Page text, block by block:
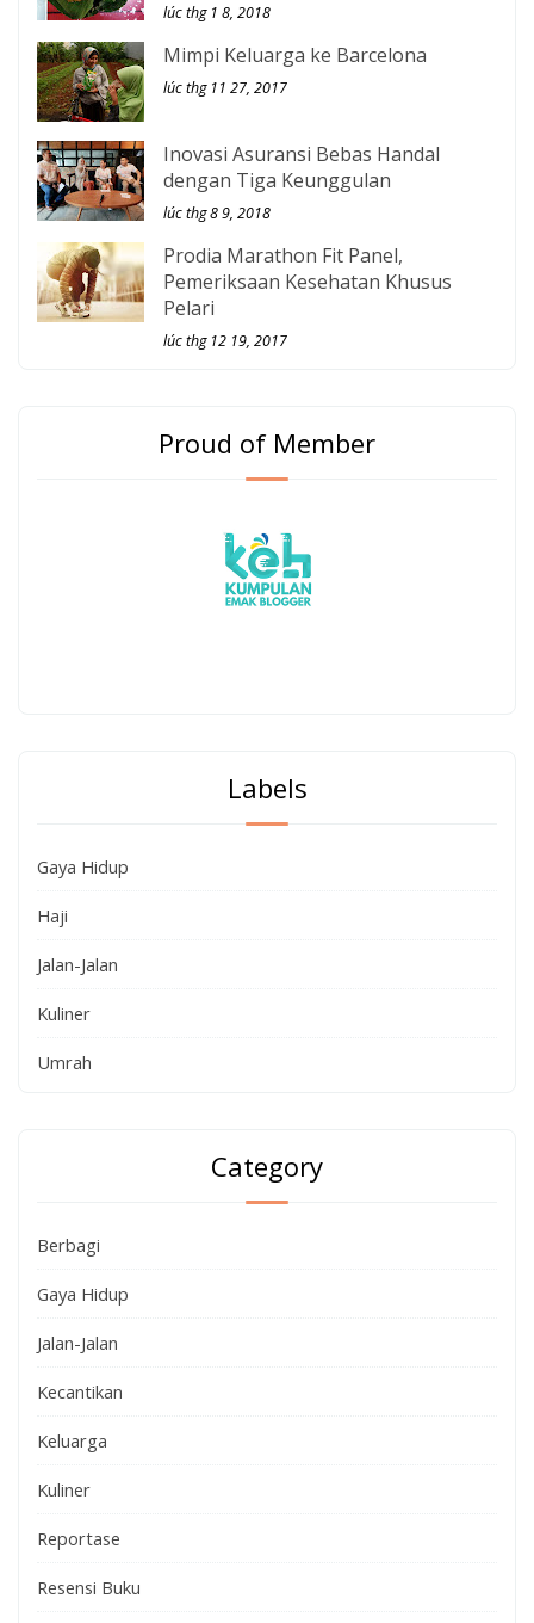
lúc thg 1 8, 2018
Mimpi Keluarga ke Barcelona
lúc thg 11 27, 2017
Inovasi Asuransi Bebas Handal
dengan Tiga Keunggulan
lúc thg 8 9, 2018
Prodia Marathon Fit Panel,
Pemeriksaan Kesehatan Khusus
Pelari
lúc thg 12 19, 2017
Proud of Member
Labels
Gaya Hidup
Haji
Jalan-Jalan
Kuliner
Umrah
Category
Berbagi
Gaya Hidup
Jalan-Jalan
Kecantikan
Keluarga
Kuliner
Reportase
Resensi Buku